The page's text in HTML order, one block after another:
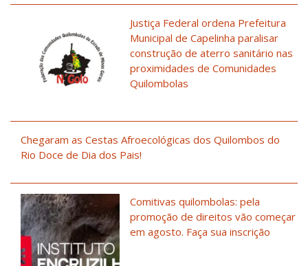
Justiça Federal ordena Prefeitura
Municipal de Capelinha paralisar
construção de aterro sanitário nas
proximidades de Comunidades
Quilombolas
Chegaram as Cestas Afroecológicas dos Quilombos do
Rio Doce de Dia dos Pais!
Comitivas quilombolas: pela
promoção de direitos vão começar
em agosto. Faça sua inscrição